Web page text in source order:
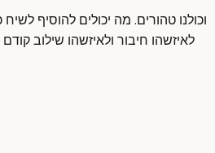
וכולנו טהורים. מה יכולים להוסיף
לאיזשהו חיבור ולאיזשהו שילוב